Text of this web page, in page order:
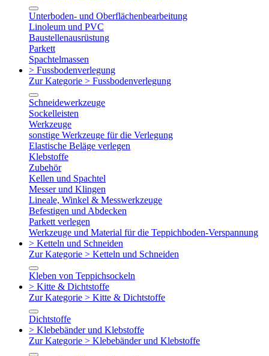
Unterboden- und Oberflächenbearbeitung
Linoleum und PVC
Baustellenausrüstung
Parkett
Spachtelmassen
> Fussbodenverlegung
Zur Kategorie > Fussbodenverlegung
Schneidewerkzeuge
Sockelleisten
Werkzeuge
sonstige Werkzeuge für die Verlegung
Elastische Beläge verlegen
Klebstoffe
Zubehör
Kellen und Spachtel
Messer und Klingen
Lineale, Winkel & Messwerkzeuge
Befestigen und Abdecken
Parkett verlegen
Werkzeuge und Material für die Teppichboden-Verspannung
> Ketteln und Schneiden
Zur Kategorie > Ketteln und Schneiden
Kleben von Teppichsockeln
> Kitte & Dichtstoffe
Zur Kategorie > Kitte & Dichtstoffe
Dichtstoffe
> Klebebänder und Klebstoffe
Zur Kategorie > Klebebänder und Klebstoffe